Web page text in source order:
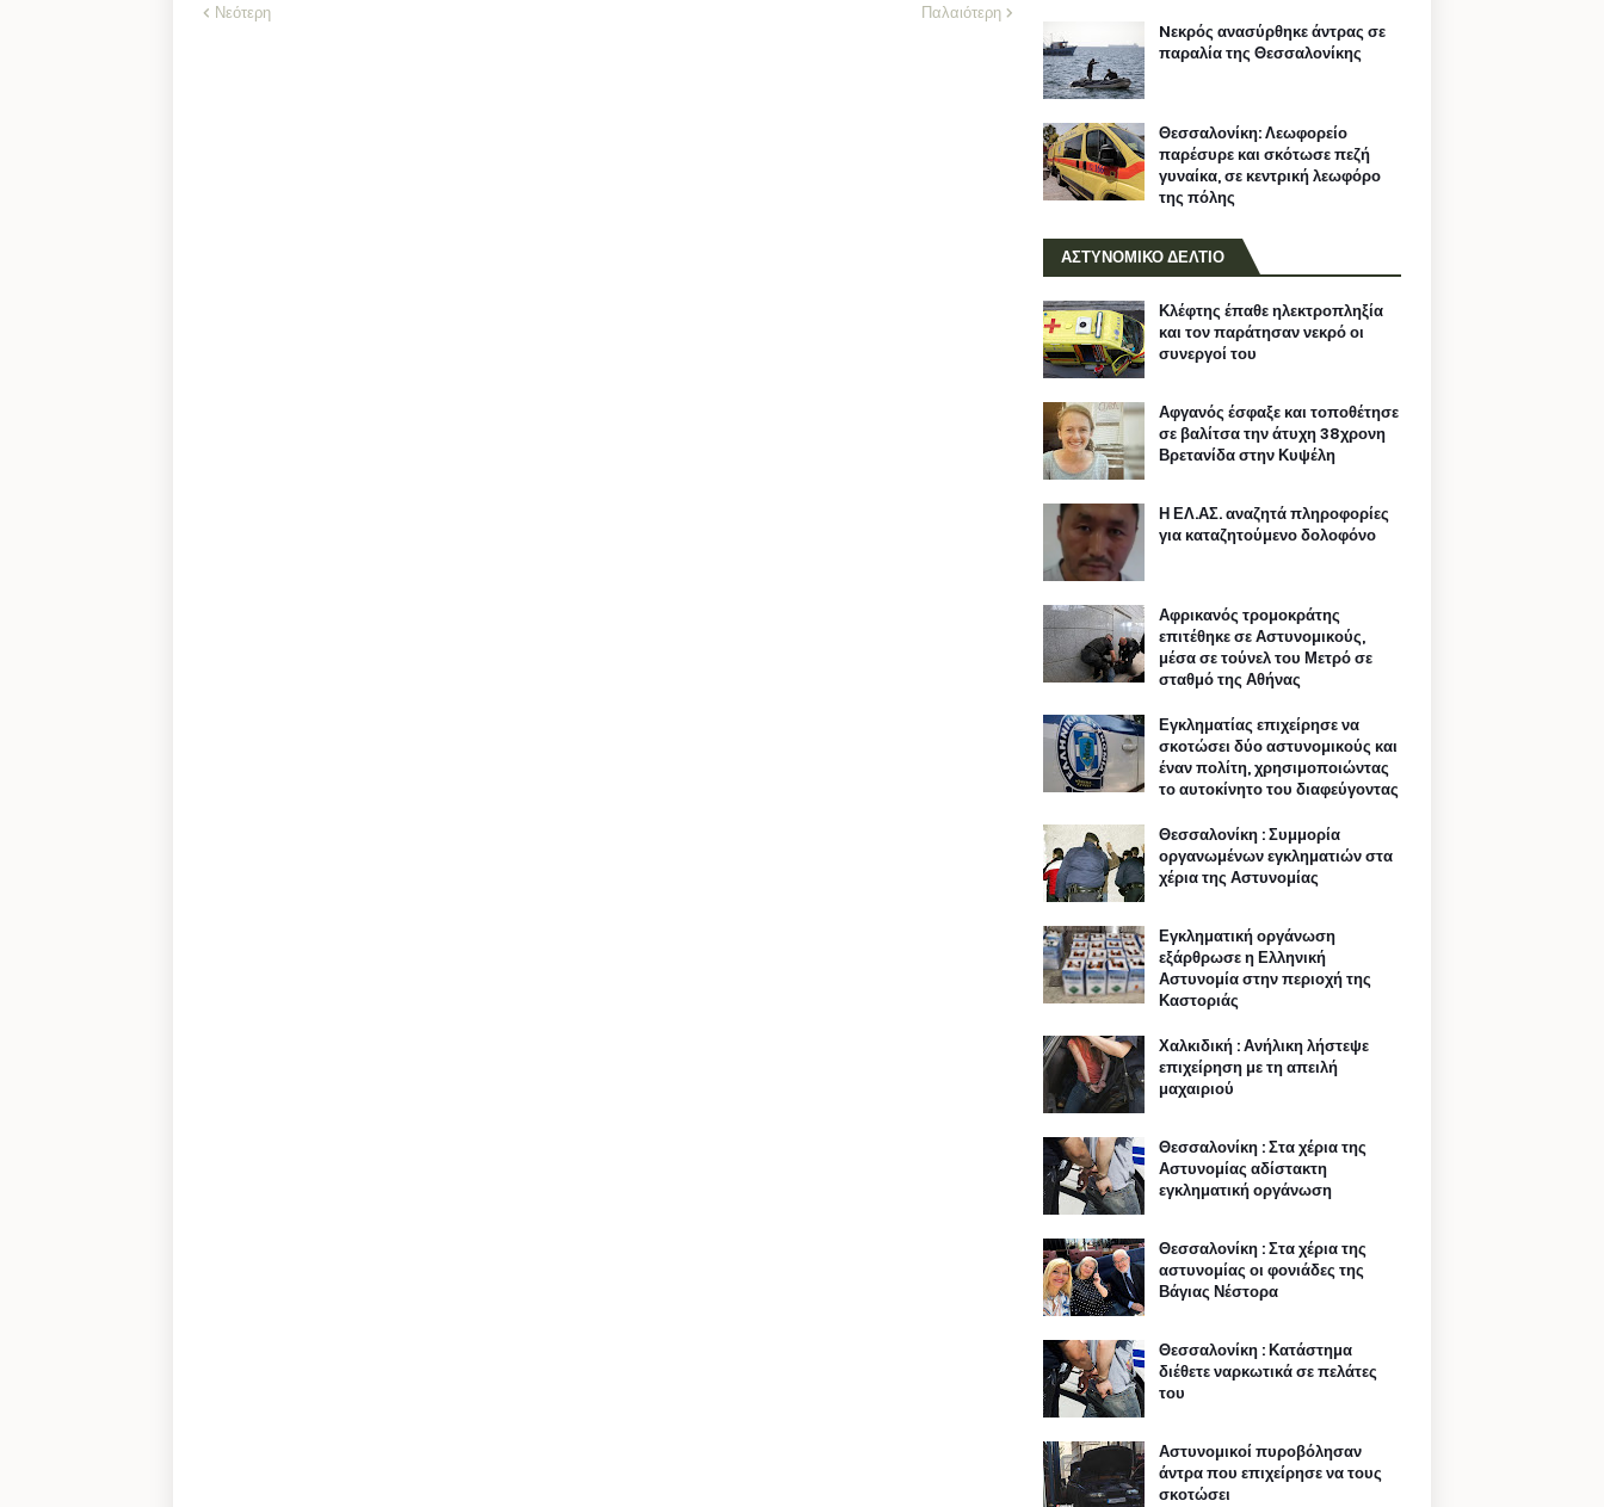
Νεότερη Παλαιότερη
Nεκρός ανασύρθηκε άντρας σε
παραλία της Θεσσαλονίκης
Θεσσαλονίκη: Λεωφορείο
παρέσυρε και σκότωσε πεζή
γυναίκα, σε κεντρική λεωφόρο
της πόλης
ΑΣΤΥΝΟΜΙΚΟ ΔΕΛΤΙΟ
Κλέφτης έπαθε ηλεκτροπληξία
και τον παράτησαν νεκρό οι
συνεργοί του
Αφγανός έσφαξε και τοποθέτησε
σε βαλίτσα την άτυχη 38χρονη
Βρετανίδα στην Κυψέλη
Η ΕΛ.ΑΣ. αναζητά πληροφορίες
για καταζητούμενο δολοφόνο
Αφρικανός τρομοκράτης
επιτέθηκε σε Αστυνομικούς,
μέσα σε τούνελ του Μετρό σε
σταθμό της Αθήνας
Εγκληματίας επιχείρησε να
σκοτώσει δύο αστυνομικούς και
έναν πολίτη, χρησιμοποιώντας
το αυτοκίνητο του διαφεύγοντας
Θεσσαλονίκη : Συμμορία
οργανωμένων εγκληματιών στα
χέρια της Αστυνομίας
Εγκληματική οργάνωση
εξάρθρωσε η Ελληνική
Αστυνομία στην περιοχή της
Καστοριάς
Χαλκιδική : Ανήλικη λήστεψε
επιχείρηση με τη απειλή
μαχαιριού
Θεσσαλονίκη : Στα χέρια της
Αστυνομίας αδίστακτη
εγκληματική οργάνωση
Θεσσαλονίκη : Στα χέρια της
αστυνομίας οι φονιάδες της
Βάγιας Νέστορα
Θεσσαλονίκη : Κατάστημα
διέθετε ναρκωτικά σε πελάτες
του
Αστυνομικοί πυροβόλησαν
άντρα που επιχείρησε να τους
σκοτώσει